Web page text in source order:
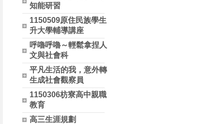
知能研習
1150509原住民族學生
升大學輔導講座
呼嚕呼嚕～輕鬆拿捏人
文與社會科
平凡生活的我，意外轉
生成社會觀察員
1150306枋寮高中親職
教育
高三生涯規劃